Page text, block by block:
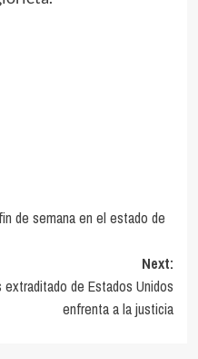
de semana en el estado de
Next:
de Estados Unidos
enfrenta a la justicia